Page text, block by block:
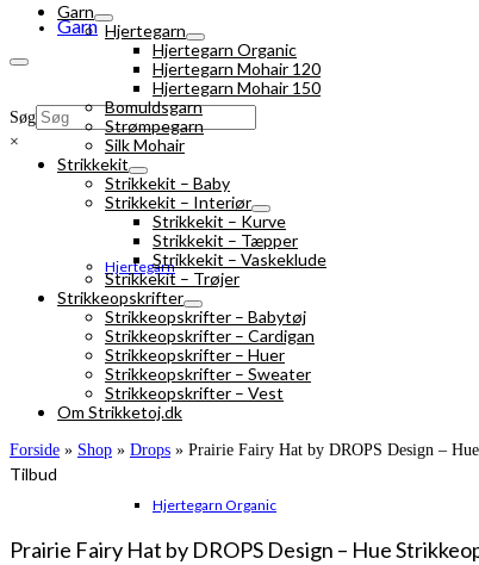
Garn
Hjertegarn
Hjertegarn Organic
Søg
×
Garn
Hjertegarn
Hjertegarn Organic
Hjertegarn Mohair 120
Hjertegarn Mohair 150
Bomuldsgarn
Strømpegarn
Silk Mohair
Strikkekit
Strikkekit – Baby
Strikkekit – Interiør
Strikkekit – Kurve
Strikkekit – Tæpper
Strikkekit – Vaskeklude
Strikkekit – Trøjer
Strikkeopskrifter
Strikkeopskrifter – Babytøj
Strikkeopskrifter – Cardigan
Strikkeopskrifter – Huer
Strikkeopskrifter – Sweater
Strikkeopskrifter – Vest
Om Strikketoj.dk
Forside » Shop » Drops » Prairie Fairy Hat by DROPS Design –
Tilbud
Prairie Fairy Hat by DROPS Design – Hue